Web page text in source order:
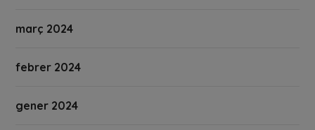
març 2024
febrer 2024
gener 2024